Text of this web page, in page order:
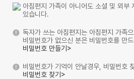
아침편지 가족이 아니어도 소셜 및 외부
있습니다.
독자가 쓰는 아침편지는 아침편지 가족
비밀번호가 없으신 분은 비밀번호를 만
비밀번호 만들기>
비밀번호가 기억이 안날경우, 비밀번호
비밀번호 찾기>